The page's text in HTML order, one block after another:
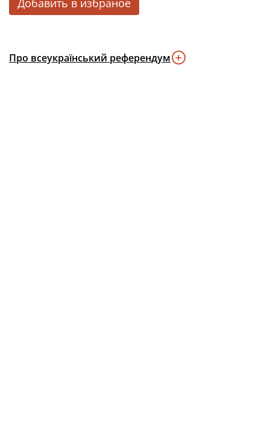
Добавить в избраное
Про всеукраїнський референдум